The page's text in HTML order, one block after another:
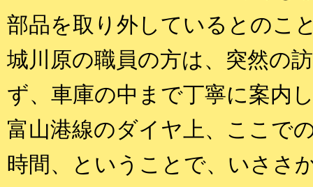
部品を取り外しているとのこ
城川原の職員の方は、突然の
ず、車庫の中まで丁寧に案内
富山港線のダイヤ上、ここで
時間、ということで、いささ